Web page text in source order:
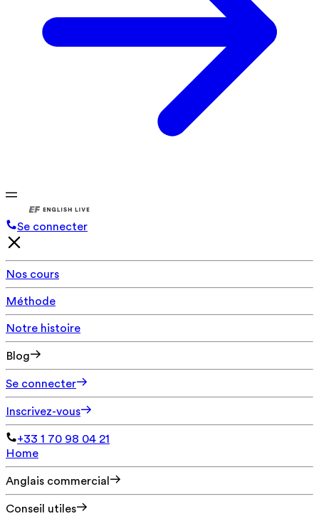
Se connecter
Nos cours
Méthode
Notre histoire
Blog
Se connecter
Inscrivez-vous
+33 1 70 98 04 21
Home
Anglais commercial
Conseil utiles